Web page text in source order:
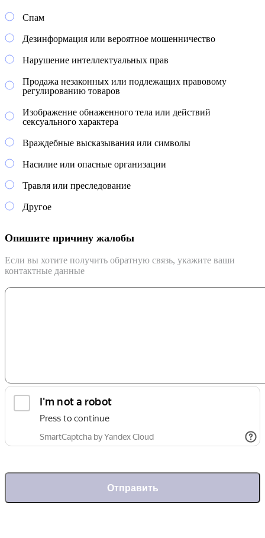
Спам
Дезинформация или вероятное мошенничество
Нарушение интеллектуальных прав
Продажа незаконных или подлежащих правовому
регулированию товаров
Изображение обнаженного тела или действий
сексуального характера
Враждебные высказывания или символы
Насилие или опасные организации
Травля или преследование
Другое
Опишите причину жалобы
Если вы хотите получить обратную связь, укажите ваши
контактные данные
Отправить